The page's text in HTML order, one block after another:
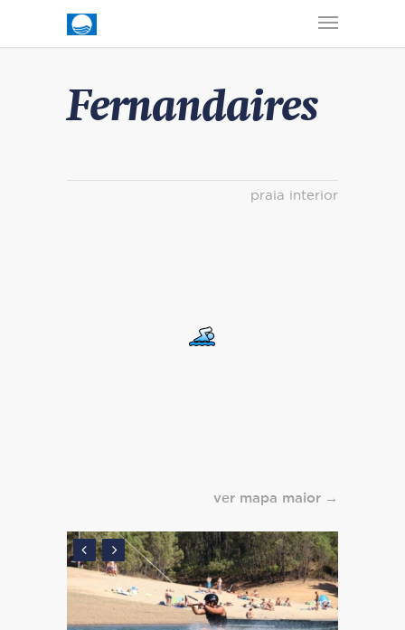
Fernandaires
praia interior
ver mapa maior